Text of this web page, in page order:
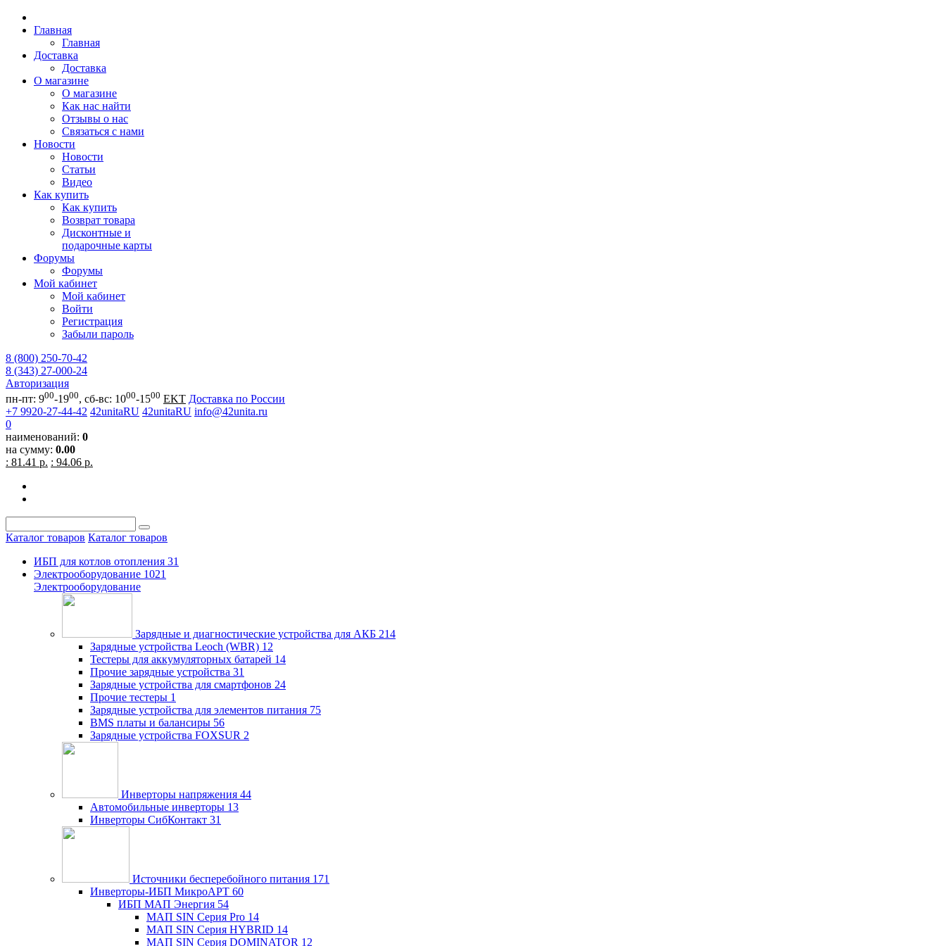
Главная
Главная
Доставка
Доставка
О магазине
О магазине
Как нас найти
Отзывы о нас
Связаться с нами
Новости
Новости
Статьи
Видео
Как купить
Как купить
Возврат товара
Дисконтные и
подарочные карты
Форумы
Форумы
Мой кабинет
Мой кабинет
Войти
Регистрация
Забыли пароль
8 (800) 250-70-42
8 (343) 27-000-24
Авторизация
пн-пт: 900-1900, сб-вс: 1000-1500 EKT Доставка по России
+7 9920-27-44-42 42unitaRU 42unitaRU info@42unita.ru
0
наименований: 0
на сумму: 0.00
: 81.41 р. : 94.06 р.
Каталог товаров Каталог товаров
ИБП для котлов отопления 31
Электрооборудование 1021
Электрооборудование
Зарядные и диагностические устройства для АКБ 214
Зарядные устройства Leoch (WBR) 12
Тестеры для аккумуляторных батарей 14
Прочие зарядные устройства 31
Зарядные устройства для смартфонов 24
Прочие тестеры 1
Зарядные устройства для элементов питания 75
BMS платы и балансиры 56
Зарядные устройства FOXSUR 2
Инверторы напряжения 44
Автомобильные инверторы 13
Инверторы СибКонтакт 31
Источники бесперебойного питания 171
Инверторы-ИБП МикроАРТ 60
ИБП МАП Энергия 54
МАП SIN Серия Pro 14
МАП SIN Серия HYBRID 14
МАП SIN Серия DOMINATOR 12